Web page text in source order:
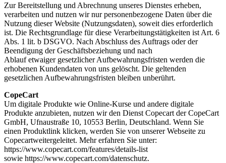
Zur Bereitstellung und Abrechnung unseres Dienstes erheben,
verarbeiten und nutzen wir nur personenbezogene Daten über die
Nutzung dieser Website (Nutzungsdaten), soweit dies erforderlich
ist. Die Rechtsgrundlage für diese Verarbeitungstätigkeiten ist Art. 6
Abs. 1 lit. b DSGVO. Nach Abschluss des Auftrags oder der
Beendigung der Geschäftsbeziehung und nach
Ablauf etwaiger gesetzlicher Aufbewahrungsfristen werden die
erhobenen Kundendaten von uns gelöscht. Die geltenden
gesetzlichen Aufbewahrungsfristen bleiben unberührt.
CopeCart
Um digitale Produkte wie Online-Kurse und andere digitale
Produkte anzubieten, nutzen wir den Dienst Copecart der CopeCart
GmbH, Ufnaustraße 10, 10553 Berlin, Deutschland. Wenn Sie
einen Produktlink klicken, werden Sie von unserer Webseite zu
Copecartweitergeleitet. Mehr erfahren Sie unter:
https://www.copecart.com/features/details-list
sowie https://www.copecart.com/datenschutz.